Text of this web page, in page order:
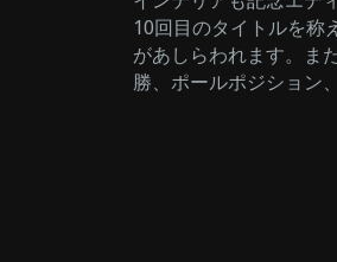
10回目のタイトルを称
があしらわれます。ま
勝、ポールポジション